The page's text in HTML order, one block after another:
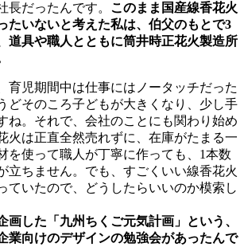
長だったんです。 このまま国産線香花火
たいないと考えた私は、伯父のもとで3
道具や職人とともに筒井時正花火製造所
育児期間中は仕事にはノータッチだった
どそのころ子どもが大きくなり、少し手
ね。それで、会社のことにも関わり始め
火は正直全然売れずに、在庫がたまる一
を使って職人が丁寧に作っても、1本数
立ちません。でも、すごくいい線香花火
ていたので、どうしたらいいのか模索し
画した「九州ちくご元気計画」という、
業向けのデザインの勉強会があったんで